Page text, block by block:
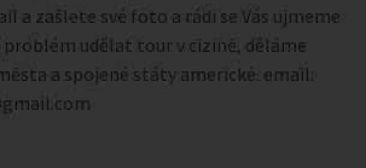
a zašlete své foto a rádi se Vás ujmeme
problém udělat tour v cizině, děláme
a spojené státy americké. email: